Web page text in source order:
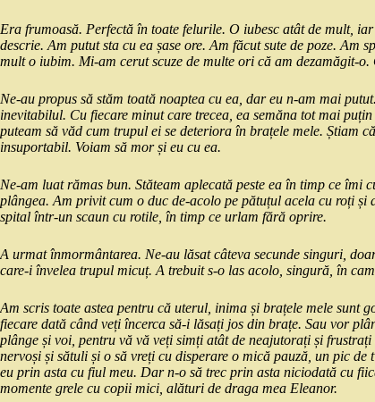
Era frumoasă. Perfectă în toate felurile. O iubesc atât de mult,
descrie. Am putut sta cu ea șase ore. Am făcut sute de poze.
mult o iubim. Mi-am cerut scuze de multe ori că am dezamăgit-
Ne-au propus să stăm toată noaptea cu ea, dar eu n-am mai
inevitabilul. Cu fiecare minut care trecea, ea semăna tot mai
puteam să văd cum trupul ei se deteriora în brațele mele. Știam
insuportabil. Voiam să mor și eu cu ea.
Ne-am luat rămas bun. Stăteam aplecată peste ea în timp ce îmi
plângea. Am privit cum o duc de-acolo pe pătuțul acela cu roți
spital într-un scaun cu rotile, în timp ce urlam fără oprire.
A urmat înmormântarea. Ne-au lăsat câteva secunde singuri,
care-i învelea trupul micuț. A trebuit s-o las acolo, singură, în
Am scris toate astea pentru că uterul, inima și brațele mele sunt
fiecare dată când veți încerca să-i lăsați jos din brațe. Sau vor
plânge și voi, pentru vă vă veți simți atât de neajutorați și
nervoși și sătuli și o să vreți cu disperare o mică pauză, un pic
eu prin asta cu fiul meu. Dar n-o să trec prin asta niciodată cu
momente grele cu copii mici, alături de draga mea Eleanor.